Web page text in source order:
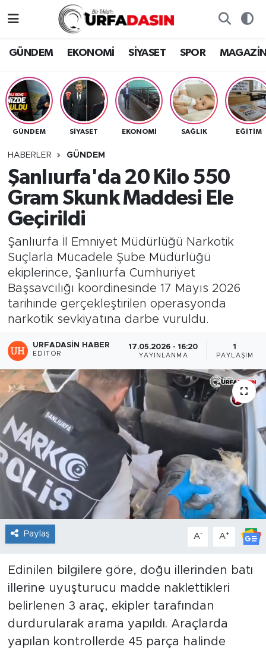
GÜNDEM EKONOMİ SİYASET SPOR
GÜNDEM SİYASET EKONOMİ SAĞLIK EĞITIM
HABERLER GÜNDEM
Şanlıurfa'da 20 Kilo 550
Gram Skunk Maddesi Ele
Geçirildi
Şanlıurfa İl Emniyet Müdürlüğü Narkotik
Suçlarla Mücadele Şube Müdürlüğü
ekiplerince, Şanlıurfa Cumhuriyet
Başsavcılığı koordinesinde 17 Mayıs 2026
tarihinde gerçekleştirilen operasyonda
narkotik sevkiyatına darbe vuruldu.
URFADASIN HABER
EDITÖR
17.05.2026 - 16:20
YAYINLANMA
1
PAYLAŞIM
Paylaş A- A+
Edinilen bilgilere göre, doğu illerinden batı
illerine uyuşturucu madde naklettikleri
belirlenen 3 araç, ekipler tarafından
durdurularak arama yapıldı. Araçlarda
yapılan kontrollerde 45 parça halinde
EKONOMİ
SİYASET
SPOR
SAĞLIK
TEKNOLOJİ
OTOMOBİL
Gizlilik ve Güvenlik Politikası
İletişim
Nöbetçi Eczaneler
Hava Durumu
Namaz Vakitleri
Trafik Durumu
Süper Lig Puan Durumu ve Fikstür
Tüm Manşetler
Son Dakika Haberleri
Haber Arşivi